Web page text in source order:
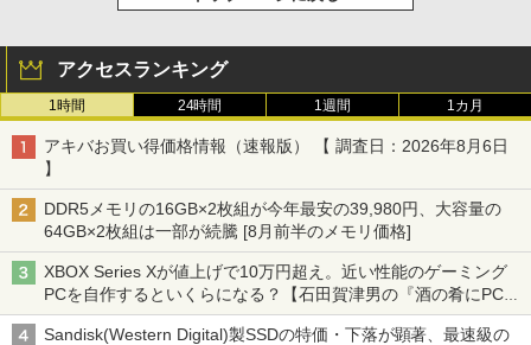
アクセスランキング
1時間 24時間 1週間 1カ月
アキバお買い得価格情報（速報版） 【 調査日：2026年8月6日
】
DDR5メモリの16GB×2枚組が今年最安の39,980円、大容量の
64GB×2枚組は一部が続騰 [8月前半のメモリ価格]
XBOX Series Xが値上げで10万円超え。近い性能のゲーミング
PCを自作するといくらになる？【石田賀津男の『酒の肴にPCゲ
ーム』】
Sandisk(Western Digital)製SSDの特価・下落が顕著、最速級の